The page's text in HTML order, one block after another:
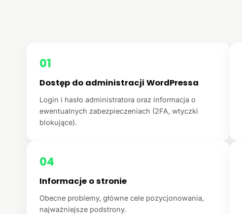
01
Dostęp do administracji WordPressa
Login i hasło administratora oraz informacja o
ewentualnych zabezpieczeniach (2FA, wtyczki
blokujące).
04
Informacje o stronie
Obecne problemy, główne cele pozycjonowania,
najważniejsze podstrony.